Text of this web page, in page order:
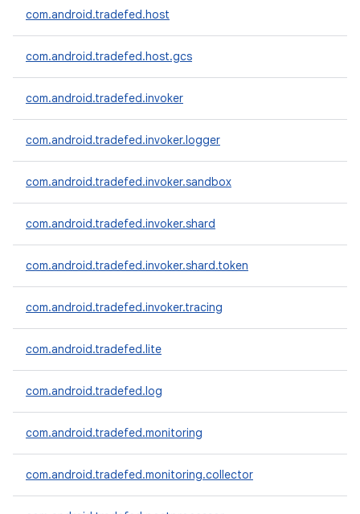
com.android.tradefed.host
com.android.tradefed.host.gcs
com.android.tradefed.invoker
com.android.tradefed.invoker.logger
com.android.tradefed.invoker.sandbox
com.android.tradefed.invoker.shard
com.android.tradefed.invoker.shard.token
com.android.tradefed.invoker.tracing
com.android.tradefed.lite
com.android.tradefed.log
com.android.tradefed.monitoring
com.android.tradefed.monitoring.collector